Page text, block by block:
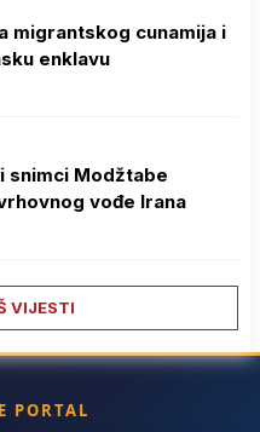
migrantskog cunamija i
enklavu
snimci Modžtabe
vođe Irana
VIJESTI
PORTAL